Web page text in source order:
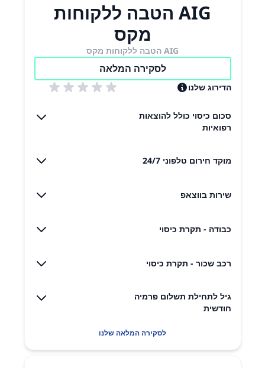
AIG הטבה ללקוחות
מקס
AIG הטבה ללקוחות מקס
לסקירה המלאה
הדירוג שלנו
סכום כיסוי כולל להוצאות
רפואיות
מוקד חירום טלפוני 24/7
שירות בווצאפ
כבודה - תקרת כיסוי
רכב שכור - תקרת כיסוי
גיל לתחילת תשלום פרמיה
חודשית
לסקירה המלאה שלנו